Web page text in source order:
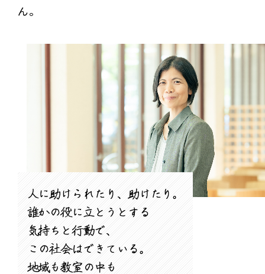
ん。
人に助けられたり、助けたり。
誰かの役に立とうとする
気持ちと行動で、
この社会はできている。
地域も教室の中も